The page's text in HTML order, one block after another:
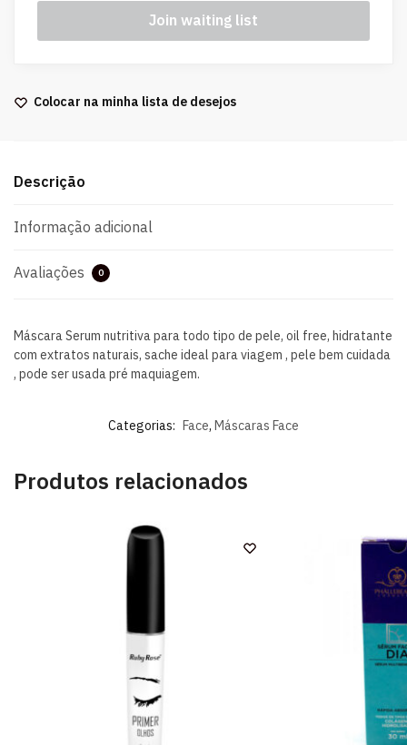
Colocar na minha lista de desejos
Descrição
Informação adicional
Avaliações 0
Máscara Serum nutritiva para todo tipo de pele, oil free, hidratante
com extratos naturais, sache ideal para viagem , pele bem cuidada
, pode ser usada pré maquiagem.
Categorias: Face, Máscaras Face
Produtos relacionados